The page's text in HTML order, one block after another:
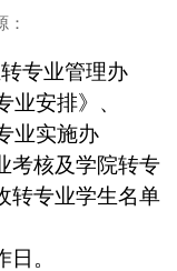
专业管理办
业安排》、
业实施办
考核及学院转专
转专业学生名单
日。